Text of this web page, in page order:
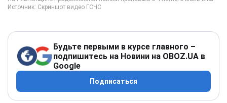
Будьте первыми в курсе главного –
подпишитесь на Новини на OBOZ.UA в
Google
Подписаться